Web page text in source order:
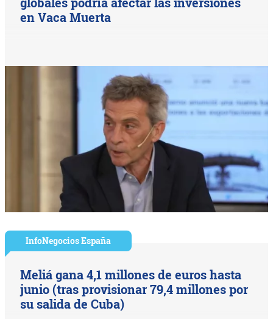
en Vaca Muerta
InfoNegocios España
Meliá gana 4,1 millones de euros hasta
junio (tras provisionar 79,4 millones por
su salida de Cuba)